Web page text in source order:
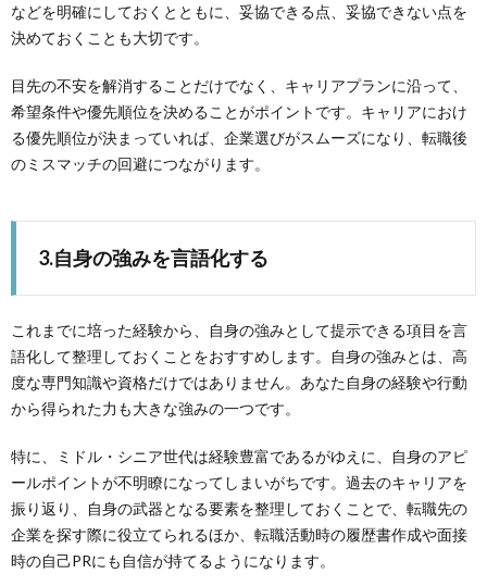
などを明確にしておくとともに、妥協できる点、妥協できない点を
決めておくことも大切です。
目先の不安を解消することだけでなく、キャリアプランに沿って、
希望条件や優先順位を決めることがポイントです。キャリアにおけ
る優先順位が決まっていれば、企業選びがスムーズになり、転職後
のミスマッチの回避につながります。
3.自身の強みを言語化する
これまでに培った経験から、自身の強みとして提示できる項目を言
語化して整理しておくことをおすすめします。自身の強みとは、高
度な専門知識や資格だけではありません。あなた自身の経験や行動
から得られた力も大きな強みの一つです。
特に、ミドル・シニア世代は経験豊富であるがゆえに、自身のアピ
ールポイントが不明瞭になってしまいがちです。過去のキャリアを
振り返り、自身の武器となる要素を整理しておくことで、転職先の
企業を探す際に役立てられるほか、転職活動時の履歴書作成や面接
時の自己PRにも自信が持てるようになります。